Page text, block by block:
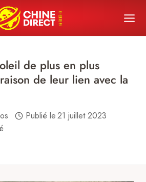
de plus en plus
de leur lien avec la
Publié le21 juillet 2023